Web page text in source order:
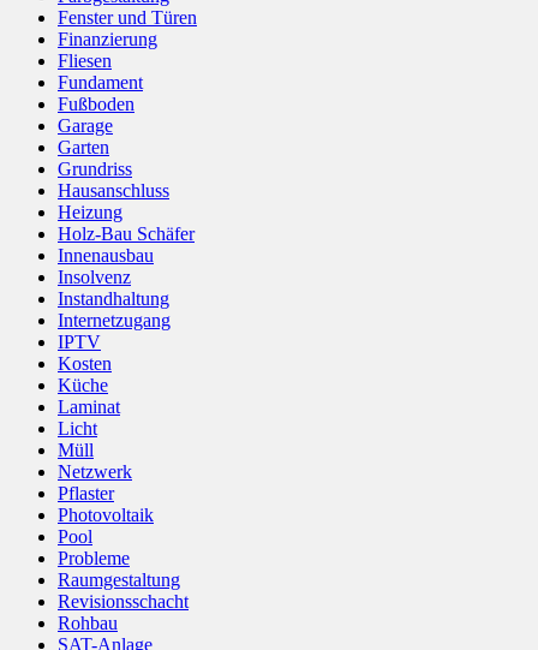
Fenster und Türen
Finanzierung
Fliesen
Fundament
Fußboden
Garage
Garten
Grundriss
Hausanschluss
Heizung
Holz-Bau Schäfer
Innenausbau
Insolvenz
Instandhaltung
Internetzugang
IPTV
Kosten
Küche
Laminat
Licht
Müll
Netzwerk
Pflaster
Photovoltaik
Pool
Probleme
Raumgestaltung
Revisionsschacht
Rohbau
SAT-Anlage